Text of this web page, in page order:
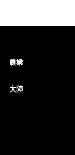
農業
大陸